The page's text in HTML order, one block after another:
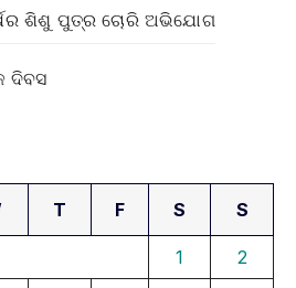
ଶିଶୁ ପୁତ୍ର ଚୋରି ଅଭିଯୋଗ
ଦିବସ
T F S S
1
2